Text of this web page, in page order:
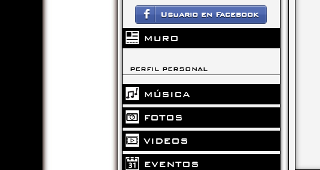
Usuario en Facebook
MURO
PERFIL PERSONAL
MÚSICA
FOTOS
VIDEOS
EVENTOS